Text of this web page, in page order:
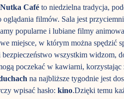
Café to niedzielna tradycja,
filmów. Sala jest
popularne i lubiane filmy
miejsce, w którym można spędzić
wszystkim widzom,
poczekać w kawiarni,
na najbliższe tygodnie jest
wpisać hasło: kino.Dzięki temu